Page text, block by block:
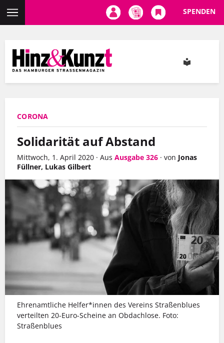
Inhalt
SPENDEN
CORONA
Solidarität auf Abstand
Mittwoch, 1. April 2020 · Aus Ausgabe 326 · von Jonas
Füllner, Lukas Gilbert
Ehrenamtliche Helfer*innen des Vereins Straßenblues
verteilten 20-Euro-Scheine an Obdachlose. Foto:
Straßenblues